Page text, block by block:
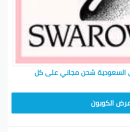
شحن مجاني على كل
الكوبون